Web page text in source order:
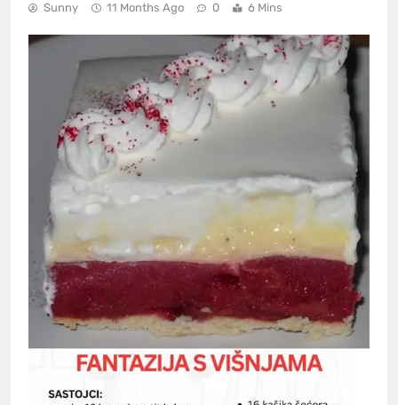
Sunny 11 Months Ago 0 6 Mins